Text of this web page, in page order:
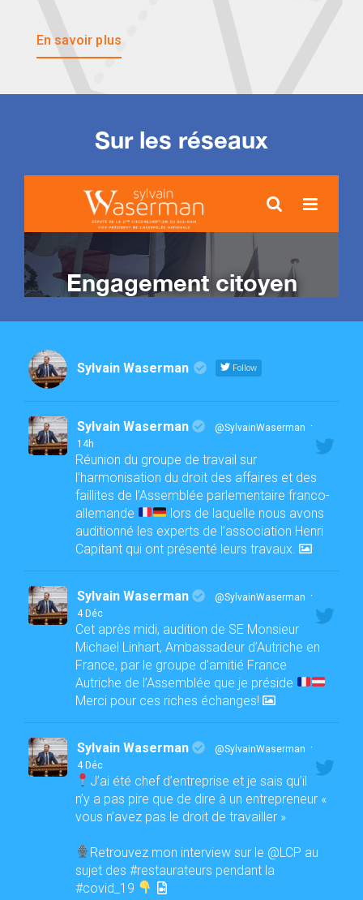
En savoir plus
Sur les réseaux
Sylvain Waserman Follow
Sylvain Waserman @SylvainWaserman ·
14h
Réunion du groupe de travail sur
l’harmonisation du droit des affaires et des
faillites de l’Assemblée parlementaire franco-
allemande
lors de laquelle nous avons
auditionné les experts de l’association Henri
Capitant qui ont présenté leurs travaux.
Sylvain Waserman @SylvainWaserman ·
4 Déc
Cet après midi, audition de SE Monsieur
Michael Linhart, Ambassadeur d’Autriche en
France, par le groupe d’amitié France
Autriche de l’Assemblée que je préside
Merci pour ces riches échanges!
Sylvain Waserman @SylvainWaserman ·
4 Déc
J’ai été chef d’entreprise et je sais qu’il
n’y a pas pire que de dire à un entrepreneur «
vous n’avez pas le droit de travailler »
Retrouvez mon interview sur le @LCP au
sujet des #restaurateurs pendant la
#covid_19